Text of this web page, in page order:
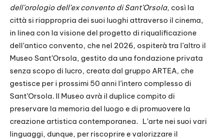
dell’orologio dell’ex convento di Sant’Orsola, così la
città si riappropria dei suoi luoghi attraverso il cinema,
in linea con la visione del progetto di riqualificazione
dell’antico convento, che nel 2026, ospiterà tra l’altro il
Museo Sant’Orsola, gestito da una fondazione privata
senza scopo di lucro, creata dal gruppo ARTEA, che
gestisce per i prossimi 50 anni l’intero complesso di
Sant’Orsola. Il Museo avrà il duplice compito di
preservare la memoria del luogo e di promuovere la
creazione artistica contemporanea. L’arte nei suoi vari
linguaggi, dunque, per riscoprire e valorizzare il